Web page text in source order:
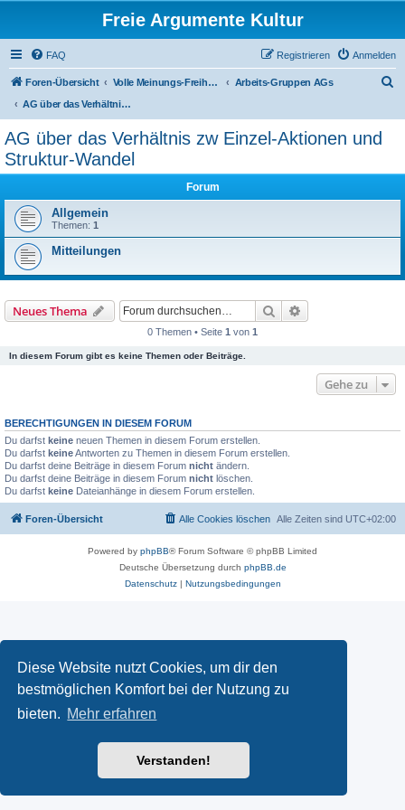
Diese Website nutzt Cookies, um dir den
bestmöglichen Komfort bei der Nutzung zu
bieten. Mehr erfahren
Verstanden!
Freie Argumente Kultur
FAQ Anmelden
Registrieren
Foren-Übersicht Volle Meinungs-Freiheit mit 'Vorhang-System' -- frei dosierter Zugang zu allen Inhalten und AGs
Arbeits-Gruppen AGs
AG über das Verhältnis zw Einzel-Aktionen und Struktur-Wandel
AG über das Verhältnis zw Einzel-Aktionen und
Struktur-Wandel
Forum
Allgemein
Themen: 1
Mitteilungen
Neues Thema Suche
0 Themen • Seite 1 von 1
In diesem Forum gibt es keine Themen oder Beiträge.
Gehe zu
BERECHTIGUNGEN IN DIESEM FORUM
Du darfst keine neuen Themen in diesem Forum erstellen.
Du darfst keineAntworten zu Themen in diesem Forum erstellen.
Du darfst deine Beiträge in diesem Forum nicht ändern.
Du darfst deine Beiträge in diesem Forum nicht löschen.
Du darfst keine Dateianhänge in diesem Forum erstellen.
Foren-Übersicht Alle Zeiten sind UTC+02:00
Alle Cookies löschen
Powered by phpBB® Forum Software © phpBB Limited
Deutsche Übersetzung durch phpBB.de
Datenschutz| Nutzungsbedingungen